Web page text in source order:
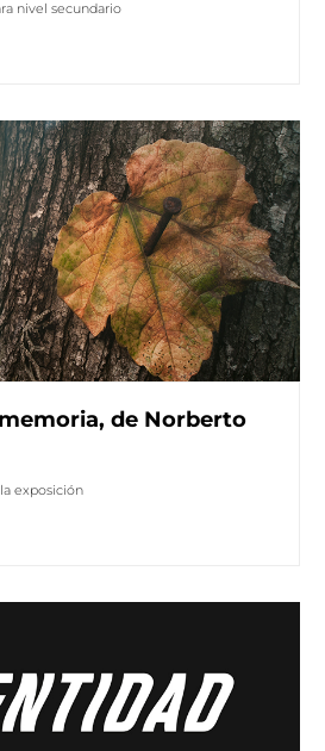
nivel secundario
de Norberto
exposición